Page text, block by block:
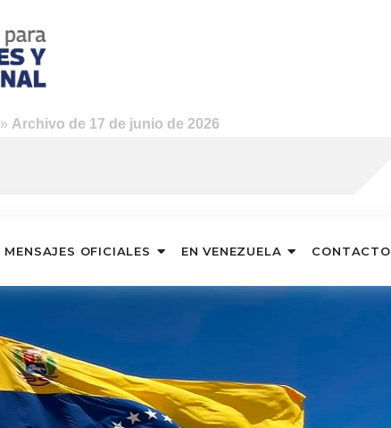
» Archivo de 17 de junio de 2026
MENSAJES OFICIALES EN VENEZUELA CONTACTO